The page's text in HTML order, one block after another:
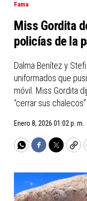
Fama
Miss Gordita
policías de la
Dalma Benítez y
uniformados que
móvil. Miss Gordita
“cerrar sus
Enero 8, 2026 01:02 p. m.
WhatsApp
Facebook
Twitter